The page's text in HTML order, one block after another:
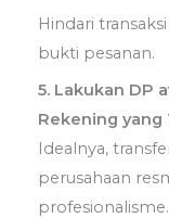
Hindari
bukti pesanan.
5. Lakukan DP
Rekening yang
Idealnya,
perusahaan
profesionalisme.